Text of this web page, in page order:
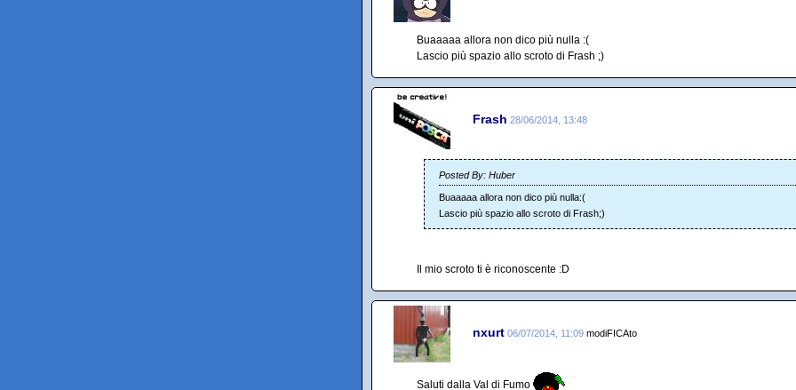
Buaaaaa allora non dico più nulla :(
Lascio più spazio allo scroto di Frash ;)
Frash 28/06/2014, 13:48
Posted By: Huber
Buaaaaa allora non dico più nulla:(
Lascio più spazio allo scroto di Frash;)
Il mio scroto ti è riconoscente :D
nxurt 06/07/2014, 11:09 modiFICAto
Saluti dalla Val di Fumo